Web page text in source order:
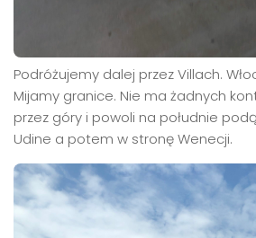
Podróżujemy dalej przez Villach.
Mijamy granice. Nie ma żadnych
przez góry i powoli na południe
Udine a potem w stronę Wenecji.